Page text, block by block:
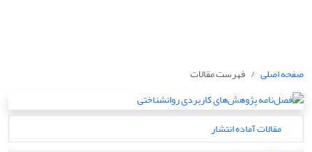
صفحه اصلی فهرست مقالات
مقالات آماده انتشار